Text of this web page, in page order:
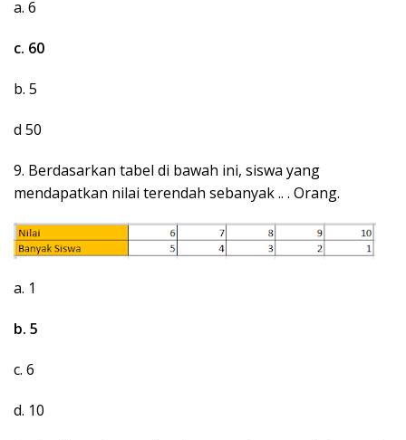
a. 6
c. 60
b. 5
d 50
9. Berdasarkan tabel di bawah ini, siswa yang
mendapatkan nilai terendah sebanyak .. . Orang.
a. 1
b. 5
c. 6
d. 10